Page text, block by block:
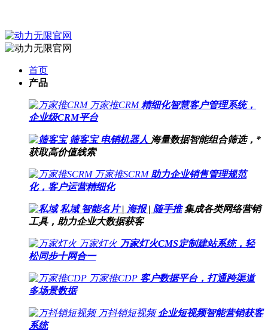
首页
产品
万家推CRM 精细化智慧客户管理系统，
企业级CRM平台
筛客宝 电销机器人 海量数据智能组合筛选，*
获取高价值线索
万家推SCRM 助力企业销售管理规范
化，客户运营精细化
私域 智能名片 | 海报 | 随手推 集成各类网络营销
工具，助力企业大数据获客
万家灯火 万家灯火CMS定制建站系统，轻
松同步十网合一
万家推CDP 客户数据平台，打通跨渠道
多场景数据
万抖销短视频 企业短视频智能营销获客
系统